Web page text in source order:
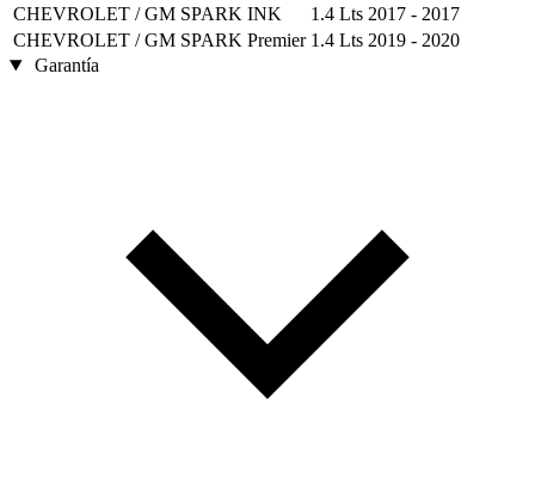
CHEVROLET / GM SPARK INK 1.4 Lts 2017 - 2017
CHEVROLET / GM SPARK Premier 1.4 Lts 2019 - 2020
Garantía